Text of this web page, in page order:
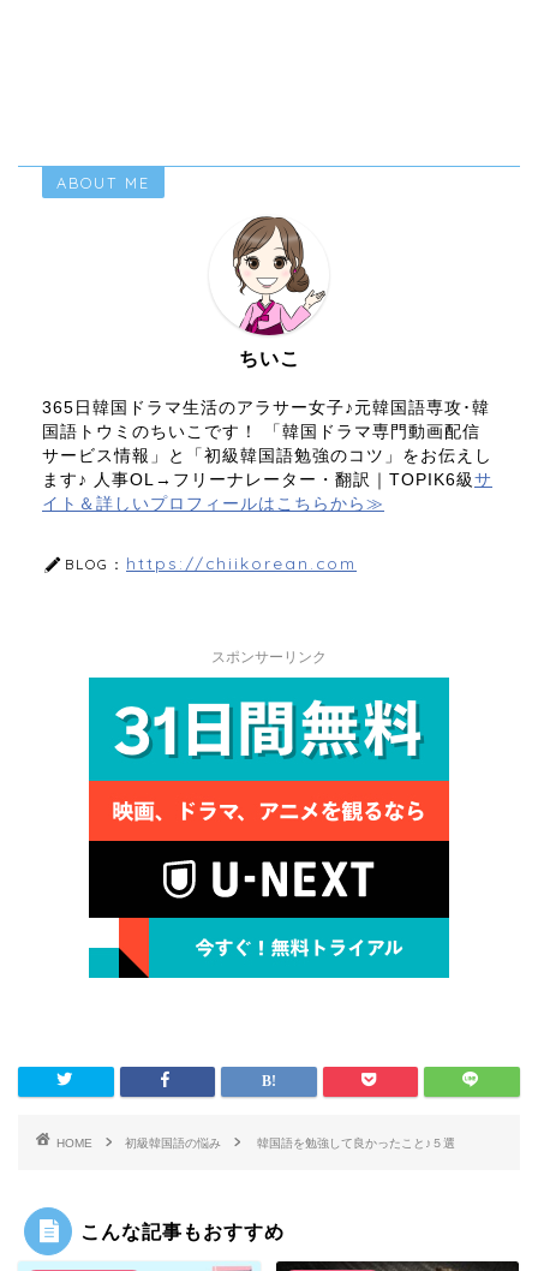
ABOUT ME
ちいこ
365日韓国ドラマ生活のアラサー女子♪元韓国語専攻･韓
国語トウミのちいこです！ 「韓国ドラマ専門動画配信
サービス情報」と「初級韓国語勉強のコツ」をお伝えし
ます♪ 人事OL→フリーナレーター・翻訳｜TOPIK6級 サ
イト＆詳しいプロフィールはこちらから≫
BLOG： https://chiikorean.com
スポンサーリンク
HOME 初級韓国語の悩み 韓国語を勉強して良かったこと♪５選
こんな記事もおすすめ